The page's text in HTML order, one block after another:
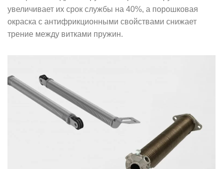
увеличивает их срок службы на 40%, а порошковая
окраска с антифрикционными свойствами снижает
трение между витками пружин.